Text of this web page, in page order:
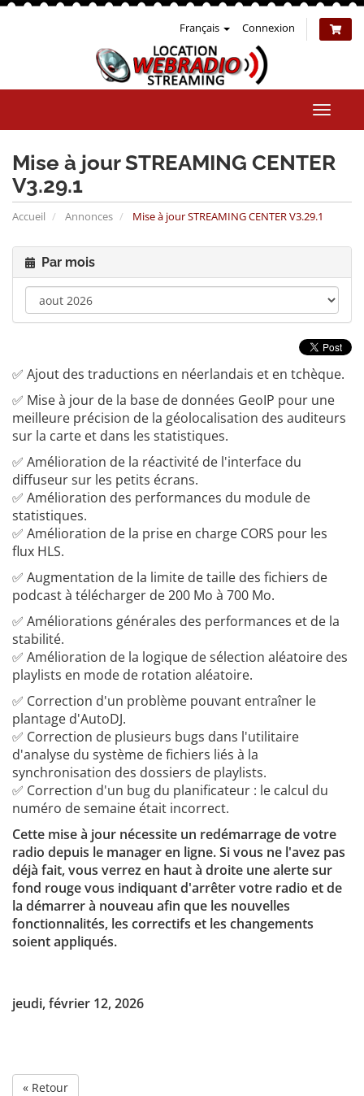
Français Connexion
la
Mise à jour STREAMING CENTER
V3.29.1
Accueil Annonces Mise à jour STREAMING CENTER V3.29.1
Par mois
✅ Ajout des traductions en néerlandais et en tchèque.
✅ Mise à jour de la base de données GeoIP pour une
meilleure précision de la géolocalisation des auditeurs
sur la carte et dans les statistiques.
✅ Amélioration de la réactivité de l'interface du
diffuseur sur les petits écrans.
✅ Amélioration des performances du module de
statistiques.
✅ Amélioration de la prise en charge CORS pour les
flux HLS.
✅ Augmentation de la limite de taille des fichiers de
podcast à télécharger de 200 Mo à 700 Mo.
✅ Améliorations générales des performances et de la
stabilité.
✅ Amélioration de la logique de sélection aléatoire des
playlists en mode de rotation aléatoire.
✅ Correction d'un problème pouvant entraîner le
plantage d'AutoDJ.
✅ Correction de plusieurs bugs dans l'utilitaire
d'analyse du système de fichiers liés à la
synchronisation des dossiers de playlists.
✅ Correction d'un bug du planificateur : le calcul du
numéro de semaine était incorrect.
Cette mise à jour nécessite un redémarrage de votre
radio depuis le manager en ligne. Si vous ne l'avez pas
déjà fait, vous verrez en haut à droite une alerte sur
fond rouge vous indiquant d'arrêter votre radio et de
la démarrer à nouveau afin que les nouvelles
fonctionnalités, les correctifs et les changements
soient appliqués.
jeudi, février 12, 2026
« Retour